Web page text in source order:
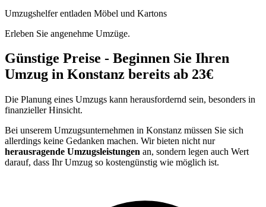
Umzugshelfer entladen Möbel und Kartons
Erleben Sie angenehme Umzüge.
Günstige Preise - Beginnen Sie Ihren
Umzug in Konstanz bereits ab 23€
Die Planung eines Umzugs kann herausfordernd sein, besonders in
finanzieller Hinsicht.
Bei unserem Umzugsunternehmen in Konstanz müssen Sie sich
allerdings keine Gedanken machen. Wir bieten nicht nur
herausragende Umzugsleistungen an, sondern legen auch Wert
darauf, dass Ihr Umzug so kostengünstig wie möglich ist.